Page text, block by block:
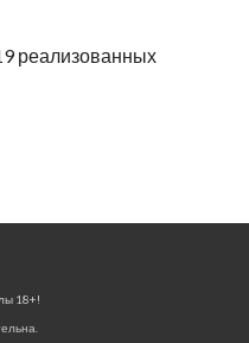
реализованных
18+!